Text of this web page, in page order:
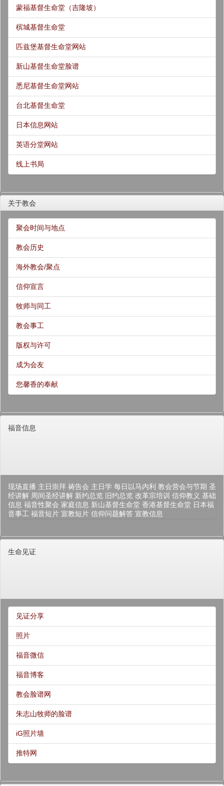
蒙福基督生命堂（吉隆坡）
槟城基督生命堂
匹兹堡基督生命堂网站
新山基督生命堂脸谱
悉尼基督生命堂网站
台北基督生命堂
日本信息网站
英语分堂网站
线上书局
关于教会
聚会时间与地点
教会历史
海外教会/聚点
信仰宣言
牧师与同工
教会事工
版权与许可
成为会友
您馨香的奉献
福音信息
现场直播 主日崇拜 祷告会 主日学 每日以马内利 教会营会与节期 圣
经讲解 周间圣经讲解 新约总览 旧约总览 改革宗培训 信仰教义 基础
信息 福音性聚会 家庭信息 新山基督生命堂 香港基督生命堂 日本福
音事工 福音短片 宣教短片 信仰问题解答 宣教信息
生命见证
见证分享
照片
福音微信
福音博客
教会脸谱网
朱志山牧师的脸谱
iG照片墙
推特网